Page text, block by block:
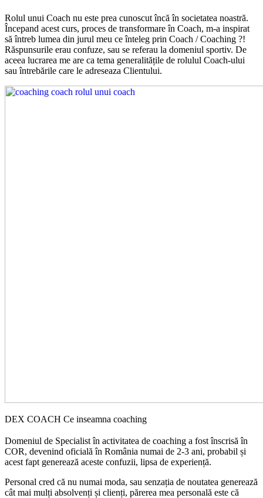
Rolul unui Coach nu este prea cunoscut încă în societatea noastră.
Începand acest curs, proces de transformare în Coach, m-a inspirat
să întreb lumea din jurul meu ce înteleg prin Coach / Coaching ?!
Răspunsurile erau confuze, sau se referau la domeniul sportiv. De
aceea lucrarea me are ca tema generalitățile de rolulul Coach-ului
sau întrebările care le adreseaza Clientului.
DEX COACH Ce inseamna coaching
Domeniul de Specialist în activitatea de coaching a fost înscrisă în
COR, devenind oficială în România numai de 2-3 ani, probabil și
acest fapt generează aceste confuzii, lipsa de experiență.
Personal cred că nu numai moda, sau senzația de noutatea generează
cât mai mulți absolvenți și clienți, părerea mea personală este că